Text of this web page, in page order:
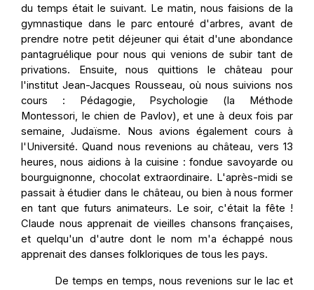
du temps était le suivant. Le matin, nous faisions de la
gymnastique dans le parc entouré d'arbres, avant de
prendre notre petit déjeuner qui était d'une abondance
pantagruélique pour nous qui venions de subir tant de
privations. Ensuite, nous quittions le château pour
l'institut Jean-Jacques Rousseau, où nous suivions nos
cours : Pédagogie, Psychologie (la Méthode
Montessori, le chien de Pavlov), et une à deux fois par
semaine, Judaïsme. Nous avions également cours à
l'Université. Quand nous revenions au château, vers 13
heures, nous aidions à la cuisine : fondue savoyarde ou
bourguignonne, chocolat extraordinaire. L'après-midi se
passait à étudier dans le château, ou bien à nous former
en tant que futurs animateurs. Le soir, c'était la fête !
Claude nous apprenait de vieilles chansons françaises,
et quelqu'un d'autre dont le nom m'a échappé nous
apprenait des danses folkloriques de tous les pays.
De temps en temps, nous revenions sur le lac et